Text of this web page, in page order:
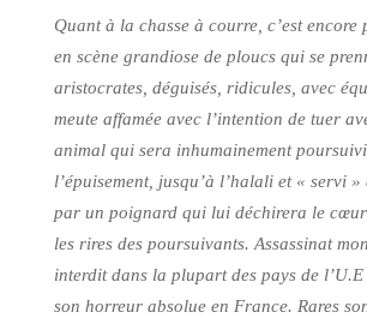
Quant à la chasse à courre, c’est encore
en scène grandiose de ploucs qui se
aristocrates, déguisés, ridicules, avec
meute affamée avec l’intention de tuer
animal qui sera inhumainement
l’épuisement, jusqu’à l’halali et « servi »
par un poignard qui lui déchirera le cœur
les rires des poursuivants. Assassinat
interdit dans la plupart des pays de
son horreur absolue en France. Rares